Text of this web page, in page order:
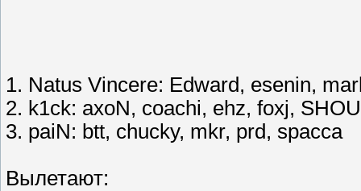
1. Natus Vincere: Edward, esenin,
2. k1ck: axoN, coachi, ehz, foxj,
3. paiN: btt, chucky, mkr, prd, spacca
Вылетают: